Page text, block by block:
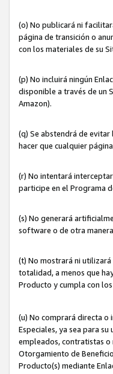
(o) No publicará ni
página de transición o
con los materiales de su
(p) No incluirá ningún
disponible a través de un
Amazon).
(q) Se abstendrá de
hacer que cualquier
(r) No intentará
participe en el Programa
(s) No generará
software o de otra
(t) No mostrará ni utilizará
totalidad, a menos que
Producto y cumpla con
(u) No comprará directa o
Especiales, ya sea para
empleados, contratistas o
Otorgamiento de
Producto(s) mediante